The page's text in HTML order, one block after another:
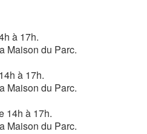
à 17h.
Maison du Parc.
à 17h.
Maison du Parc.
14h à 17h.
Maison du Parc.